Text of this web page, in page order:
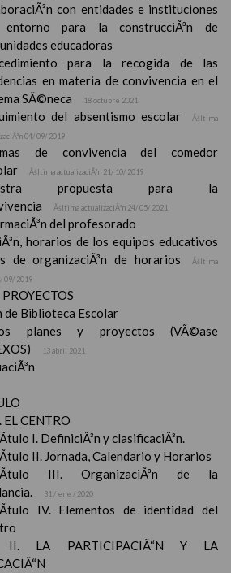
con entidades e instituciones
para la construcciÃ³n de
educadoras
para la recogida de las
en materia de convivencia en el
SÃ©neca
18 octubre 2021
del absentismo escolar
Ãšltima
04/ 09/ 2019
de convivencia del comedor
Ãšltima actualizaciÃ³n 21/ 10/ 2019
propuesta para la
Ãšltima actualizaciÃ³n 24/ 05/ 2021
del profesorado
horarios de los equipos educativos
de organizaciÃ³n de horarios
Ãšltima
09/ 2019
de Biblioteca Escolar
planes y proyectos (VÃ©ase
13 abril 2021
EL CENTRO
I. DefiniciÃ³n y clasificaciÃ³n.
II. Jornada, Calendario y Horarios
III. OrganizaciÃ³n de la
31 / ene / 2020
IV. Elementos de identidad del
II. LA PARTICIPACIÃ“N Y LA